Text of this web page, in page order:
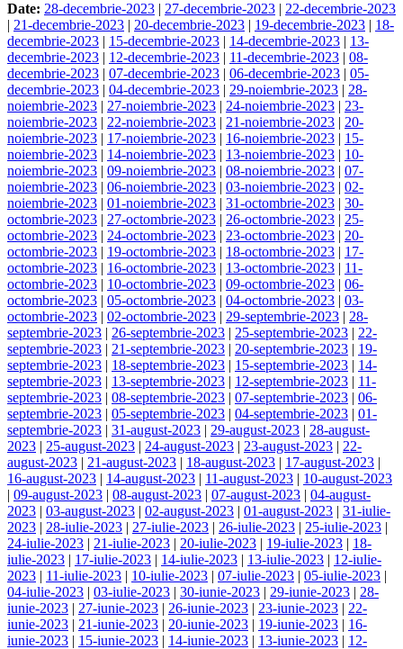
Date: 28-decembrie-2023 | 27-decembrie-2023 | 22-decembrie-2023
| 21-decembrie-2023 | 20-decembrie-2023 | 19-decembrie-2023 | 18-
decembrie-2023 | 15-decembrie-2023 | 14-decembrie-2023 | 13-
decembrie-2023 | 12-decembrie-2023 | 11-decembrie-2023 | 08-
decembrie-2023 | 07-decembrie-2023 | 06-decembrie-2023 | 05-
decembrie-2023 | 04-decembrie-2023 | 29-noiembrie-2023 | 28-
noiembrie-2023 | 27-noiembrie-2023 | 24-noiembrie-2023 | 23-
noiembrie-2023 | 22-noiembrie-2023 | 21-noiembrie-2023 | 20-
noiembrie-2023 | 17-noiembrie-2023 | 16-noiembrie-2023 | 15-
noiembrie-2023 | 14-noiembrie-2023 | 13-noiembrie-2023 | 10-
noiembrie-2023 | 09-noiembrie-2023 | 08-noiembrie-2023 | 07-
noiembrie-2023 | 06-noiembrie-2023 | 03-noiembrie-2023 | 02-
noiembrie-2023 | 01-noiembrie-2023 | 31-octombrie-2023 | 30-
octombrie-2023 | 27-octombrie-2023 | 26-octombrie-2023 | 25-
octombrie-2023 | 24-octombrie-2023 | 23-octombrie-2023 | 20-
octombrie-2023 | 19-octombrie-2023 | 18-octombrie-2023 | 17-
octombrie-2023 | 16-octombrie-2023 | 13-octombrie-2023 | 11-
octombrie-2023 | 10-octombrie-2023 | 09-octombrie-2023 | 06-
octombrie-2023 | 05-octombrie-2023 | 04-octombrie-2023 | 03-
octombrie-2023 | 02-octombrie-2023 | 29-septembrie-2023 | 28-
septembrie-2023 | 26-septembrie-2023 | 25-septembrie-2023 | 22-
septembrie-2023 | 21-septembrie-2023 | 20-septembrie-2023 | 19-
septembrie-2023 | 18-septembrie-2023 | 15-septembrie-2023 | 14-
septembrie-2023 | 13-septembrie-2023 | 12-septembrie-2023 | 11-
septembrie-2023 | 08-septembrie-2023 | 07-septembrie-2023 | 06-
septembrie-2023 | 05-septembrie-2023 | 04-septembrie-2023 | 01-
septembrie-2023 | 31-august-2023 | 29-august-2023 | 28-august-
2023 | 25-august-2023 | 24-august-2023 | 23-august-2023 | 22-
august-2023 | 21-august-2023 | 18-august-2023 | 17-august-2023 |
16-august-2023 | 14-august-2023 | 11-august-2023 | 10-august-2023
| 09-august-2023 | 08-august-2023 | 07-august-2023 | 04-august-
2023 | 03-august-2023 | 02-august-2023 | 01-august-2023 | 31-iulie-
2023 | 28-iulie-2023 | 27-iulie-2023 | 26-iulie-2023 | 25-iulie-2023 |
24-iulie-2023 | 21-iulie-2023 | 20-iulie-2023 | 19-iulie-2023 | 18-
iulie-2023 | 17-iulie-2023 | 14-iulie-2023 | 13-iulie-2023 | 12-iulie-
2023 | 11-iulie-2023 | 10-iulie-2023 | 07-iulie-2023 | 05-iulie-2023 |
04-iulie-2023 | 03-iulie-2023 | 30-iunie-2023 | 29-iunie-2023 | 28-
iunie-2023 | 27-iunie-2023 | 26-iunie-2023 | 23-iunie-2023 | 22-
iunie-2023 | 21-iunie-2023 | 20-iunie-2023 | 19-iunie-2023 | 16-
iunie-2023 | 15-iunie-2023 | 14-iunie-2023 | 13-iunie-2023 | 12-